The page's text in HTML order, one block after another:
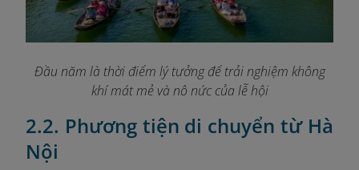
Đầu năm là thời điểm lý tưởng để trải nghiệm không
khí mát mẻ và nô nức của lễ hội
2.2. Phương tiện di chuyển từ Hà
Nội